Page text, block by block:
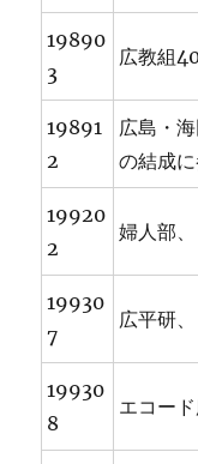
19890
3
広教組
19891
2
広島・
の結成
19920
2
婦人部
19930
7
広平研
19930
8
エコー